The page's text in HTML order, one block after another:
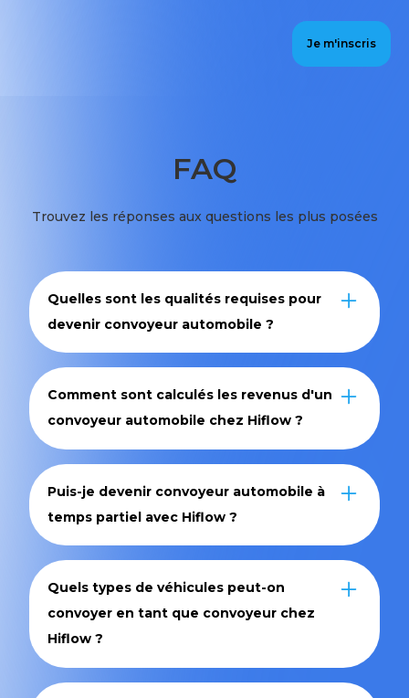
Je m'inscris
FAQ
Trouvez les réponses aux questions les plus posées
Quelles sont les qualités requises pour
devenir convoyeur automobile ?
d’autonomie. Une conduite responsable et une
bonne maîtrise des outils numériques sont
également essentielles.
Comment sont calculés les revenus d'un
convoyeur automobile chez Hiflow ?
que les frais de route (carburant, péages…).
Tout est précisé dans un devis validé avant
chaque mission.
Puis-je devenir convoyeur automobile à
temps partiel avec Hiflow ?
librement, selon vos disponibilités. C’est une
activité compatible avec un emploi principal ou
d'autres projets.
Quels types de véhicules peut-on
convoyer en tant que convoyeur chez
Hiflow ?